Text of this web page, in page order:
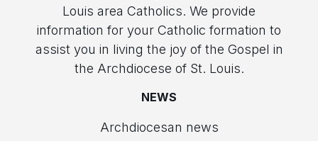
Louis area Catholics. We provide
information for your Catholic formation to
assist you in living the joy of the Gospel in
the Archdiocese of St. Louis.
NEWS
Archdiocesan news